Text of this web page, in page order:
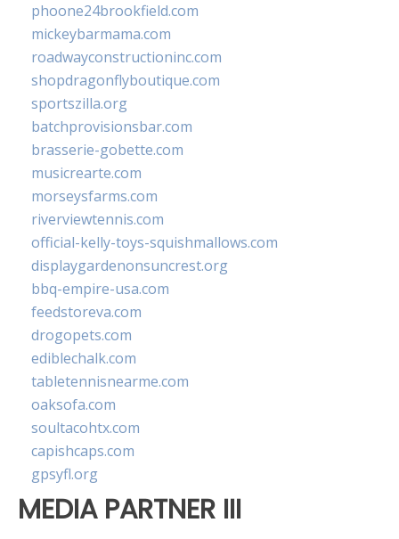
phoone24brookfield.com
mickeybarmama.com
roadwayconstructioninc.com
shopdragonflyboutique.com
sportszilla.org
batchprovisionsbar.com
brasserie-gobette.com
musicrearte.com
morseysfarms.com
riverviewtennis.com
official-kelly-toys-squishmallows.com
displaygardenonsuncrest.org
bbq-empire-usa.com
feedstoreva.com
drogopets.com
ediblechalk.com
tabletennisnearme.com
oaksofa.com
soultacohtx.com
capishcaps.com
gpsyfl.org
MEDIA PARTNER III